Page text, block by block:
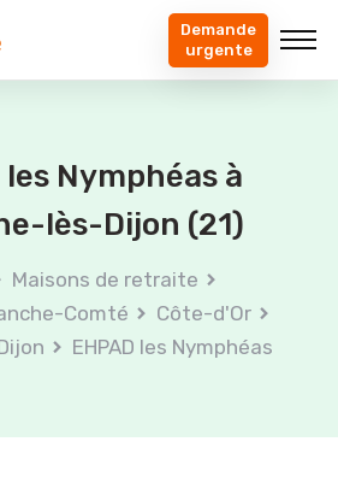
Demande
urgente
les Nymphéas à
lès-Dijon (21)
Maisons de retraite
Comté
Côte-d'Or
EHPAD les Nymphéas